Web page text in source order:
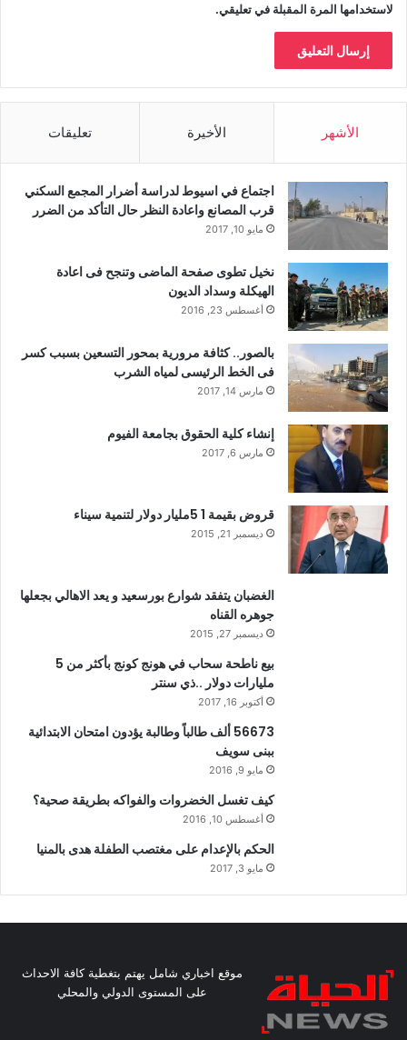
لاستخدامها المرة المقبلة في تعليقي.
الأشهر الأخيرة تعليقات
اجتماع في اسيوط لدراسة أضرار المجمع السكني
قرب المصانع واعادة النظر حال التأكد من الضرر
مايو 10, 2017
نخيل تطوى صفحة الماضى وتنجح فى اعادة
الهيكلة وسداد الديون
أغسطس 23, 2016
بالصور.. كثافة مرورية بمحور التسعين بسبب كسر
فى الخط الرئيسى لمياه الشرب
مارس 14, 2017
إنشاء كلية الحقوق بجامعة الفيوم
مارس 6, 2017
قروض بقيمة 1 5مليار دولار لتنمية سيناء
ديسمبر 21, 2015
الغضبان يتفقد شوارع بورسعيد و يعد الاهالي بجعلها
جوهره القناه
ديسمبر 27, 2015
بيع ناطحة سحاب في هونج كونج بأكثر من 5
مليارات دولار ..ذي سنتر
أكتوبر 16, 2017
56673 ألف طالباً وطالبة يؤدون امتحان الابتدائية
ببنى سويف
مايو 9, 2016
كيف تغسل الخضروات والفواكه بطريقة صحية؟
أغسطس 10, 2016
الحكم بالإعدام على مغتصب الطفلة هدى بالمنيا
مايو 3, 2017
موقع اخباري شامل يهتم بتغطية كافة الاحداث
على المستوى الدولي والمحلي